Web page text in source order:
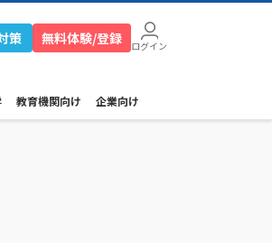
策 無料体験/登録 ログイン
教育機関向け 企業向け